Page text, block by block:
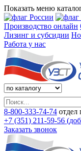
Показать меню
Производство онлайн
Лизинг и субсидии
Работа у нас
8-800-333-74-74 отдел
+7 (351) 211-59-56
Заказать звонок